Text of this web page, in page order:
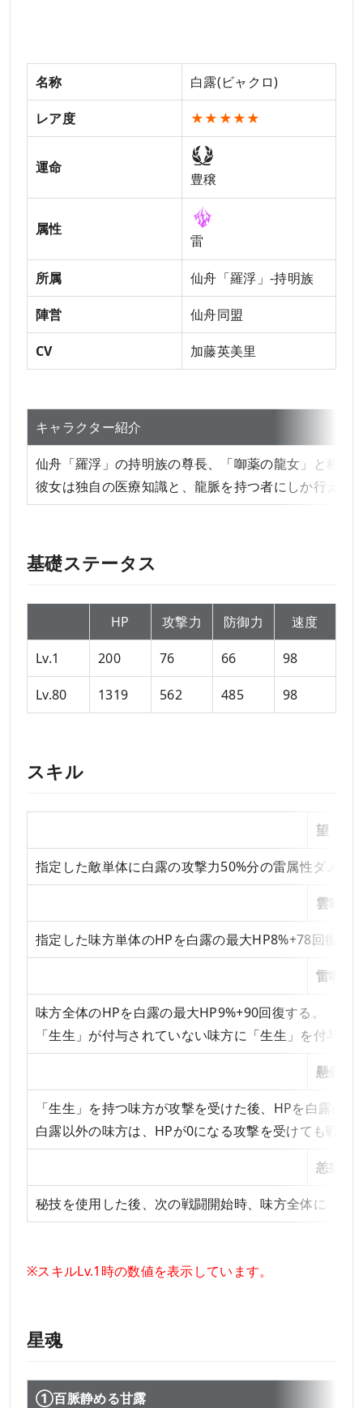
名称 白露(ビャクロ)
レア度 ★★★★★
運命
豊穣
属性
雷
所属 仙舟「羅浮」-持明族
陣営 仙舟同盟
CV 加藤英美里
キャラクター紹介
仙舟「羅浮」の持明族の尊長、「啣薬の龍女」と称さ
彼女は独自の医療知識と、龍脈を持つ者にしか行えな
基礎ステータス
HP 攻撃力 防御力 速度
Lv.1 200 76 66 98
Lv.80 1319 562 485 98
スキル
望・聞
指定した敵単体に白露の攻撃力50%分の雷属性ダメー
雲吟乍
指定した味方単体のHPを白露の最大HP8%+78回復し
雷鳴率
味方全体のHPを白露の最大HP9%+90回復する。
「生生」が付与されていない味方に「生生」を付与
懸壺済
「生生」を持つ味方が攻撃を受けた後、HPを白露の
白露以外の味方は、HPが0になる攻撃を受けても戦
恙病を
秘技を使用した後、次の戦闘開始時、味方全体に「生
※スキルLv.1時の数値を表示しています。
星魂
①百脈静める甘露